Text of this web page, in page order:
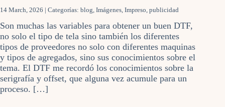
14 March, 2026 | Categorías: blog, Imágenes, Impreso, publicidad
Son muchas las variables para obtener un buen DTF,
no solo el tipo de tela sino también los diferentes
tipos de proveedores no solo con diferentes maquinas
y tipos de agregados, sino sus conocimientos sobre el
tema. El DTF me recordó los conocimientos sobre la
serigrafía y offset, que alguna vez acumule para un
proceso. […]